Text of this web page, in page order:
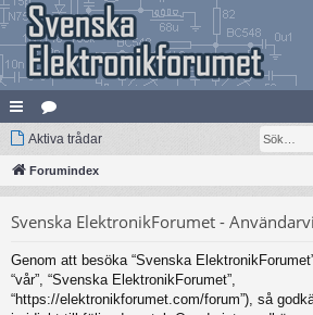
na
bb
ar
at
eg
Aktiva trådar
Forumindex
Svenska ElektronikForumet -
Genom att besöka “Svenska ElektronikForumet”
“vår”, “Svenska ElektronikForumet”,
“https://elektronikforumet.com/forum”), så